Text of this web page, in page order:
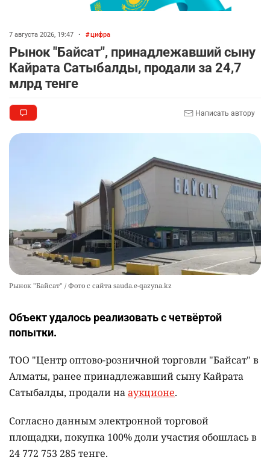
7 августа 2026, 19:47 • цифра
Рынок "Байсат", принадлежавший сыну
Кайрата Сатыбалды, продали за 24,7
млрд тенге
Написать автору
Рынок "Байсат" / Фото с сайта sauda.e-qazyna.kz
Объект удалось реализовать с четвёртой
попытки.
ТОО "Центр оптово-розничной торговли "Байсат" в
Алматы, ранее принадлежавший сыну Кайрата
Сатыбалды, продали нааукционе.
Согласно данным электронной торговой
площадки, покупка 100% доли участия обошлась в
24 772 753 285 тенге.